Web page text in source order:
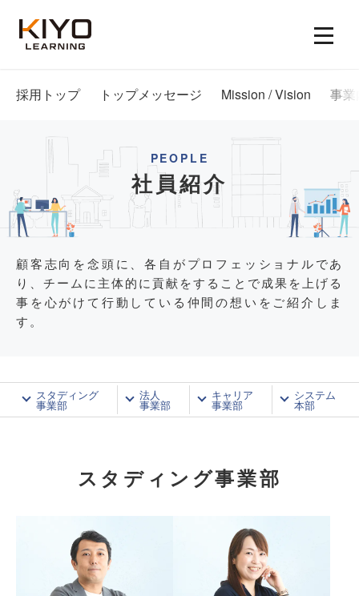
採用トップ トップメッセージ Mission / Vision 事
PEOPLE
社員紹介
顧客志向を念頭に、各自がプロフェッショナルであ
り、チームに主体的に貢献をすることで成果を上げる
事を心がけて行動している仲間の想いをご紹介しま
す。
スタディング
事業部
法人
事業部
キャリア
事業部
システム
本部
スタディング事業部